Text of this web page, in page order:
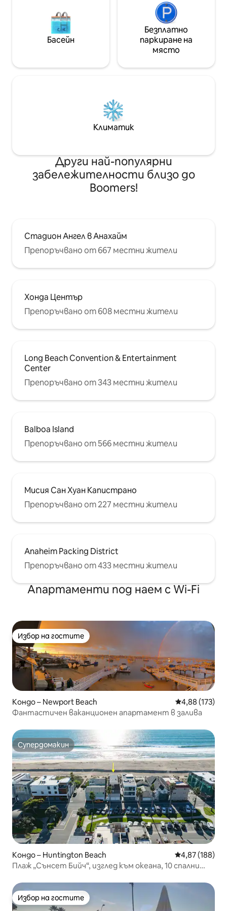
Басейн
Безплатно
паркиране на
място
Климатик
Други най-популярни
забележителности близо до
Boomers!
Стадион Ангел в Анахайм
Препоръчвано от 667 местни жители
Хонда Център
Препоръчвано от 608 местни жители
Long Beach Convention & Entertainment
Center
Препоръчвано от 343 местни жители
Balboa Island
Препоръчвано от 566 местни жители
Мисия Сан Хуан Капистрано
Препоръчвано от 227 местни жители
Anaheim Packing District
Препоръчвано от 433 местни жители
Апартаменти под наем с Wi-Fi
Избор на гостите
Избор на гостите
Кондо – Newport Beach Средна
4,88 (173)
Фантастичен ваканционен апартамент в залива
Супердомакин
Супердомакин
Кондо – Huntington Beach Средна
4,87 (188)
Плаж „Сънсет Бийч“, изглед към океана, 10 спални
Избор на гостите
Избор на гостите